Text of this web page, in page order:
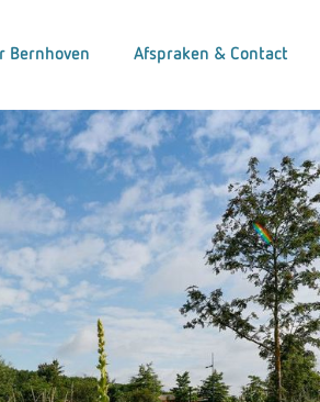
Bernhoven Afspraken & Contact